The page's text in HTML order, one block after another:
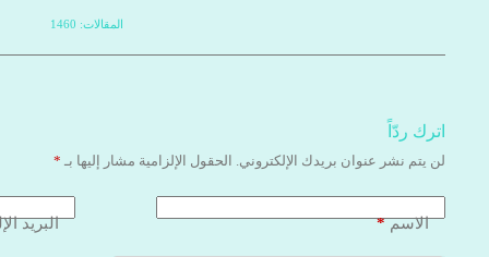
المقالات: 1460
اترك ردّاً
لن يتم نشر عنوان بريدك الإلكتروني. الحقول الإلزامية مشار إليها بـ *
الاسم* البريد